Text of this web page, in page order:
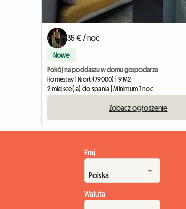
35 € / noc
Nowe
Pokój na poddaszu w domu gospodarza
Homestay | Niort (79000) | 9 M2
2 miejsce(-a) do spania | Minimum 1 noc
Zobacz ogłoszenie
Kraj
Waluta